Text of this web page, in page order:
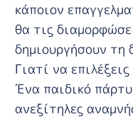
κάποιον
θα τις
δημιουργήσουν τη
Γιατί να
Ένα παιδικό
ανεξίτηλες